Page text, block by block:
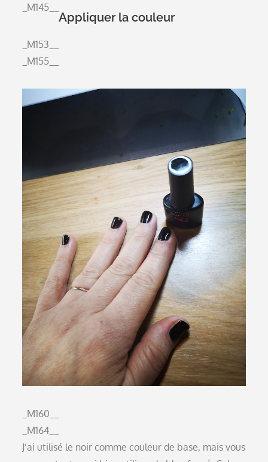
_M145__
Appliquer la couleur
_M153__
_M155__
_M160__
_M164__
J’ai utilisé le noir comme couleur de base, mais vous